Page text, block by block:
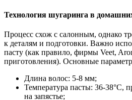
Технология шугаринга в
Процесс схож с салонным, однако
к деталям и подготовки. Важно
пасту (как правило, фирмы Veet,
приготовления). Основные
Длина волос: 5-8 мм;
Температура пасты: 36-38°C,
на запястье;